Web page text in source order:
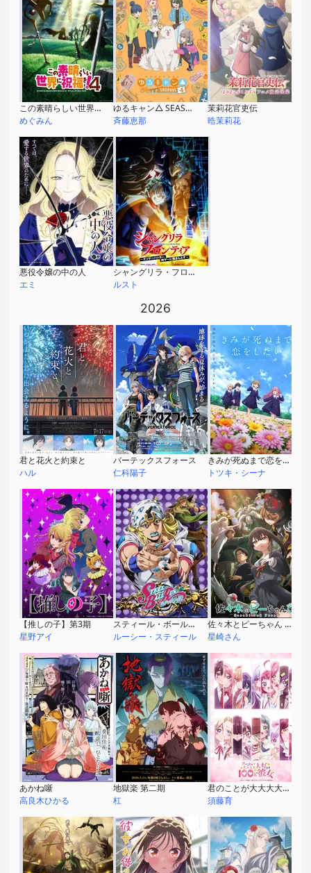
この素晴らしい世界に祝福を！4
めぐみん
ゆるキャン△ SEASON４
斉藤恵那
茉莉花官吏伝
晧茉莉花
悪役令嬢の中の人
エミ
シャングリラ・フロンティア〜クソゲーハンター、神ゲーに挑まんとす〜 3rd season
ルスト
2026
君と花火と約束と
ハル
バーテックスフォース
仁科陽子
きみが死ぬまで恋をしたい
トツキ・シーナ
【推しの子】第3期
星野アイ
スティール・ボール・ラン ジョジョの奇妙な冒険 1st STAGE
ルーシー・スティール
佐々木とピーちゃん Season2
星崎さん
あかね噺
高良木ひかる
地獄楽 第二期
杠
君のことが大大大大大好きな100人の彼女 第3期
須藤育